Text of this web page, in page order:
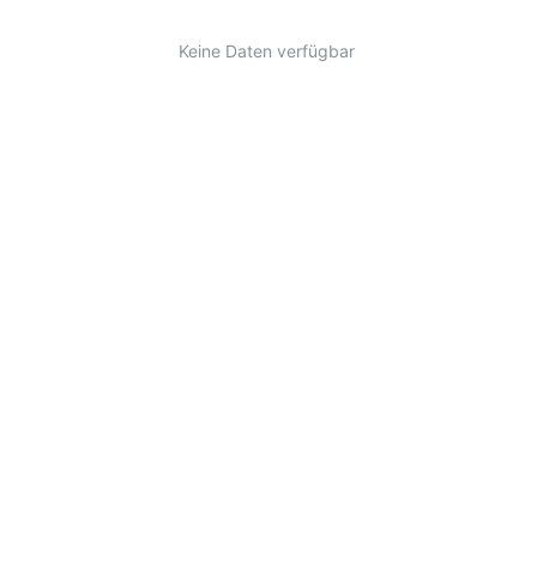
Keine Daten verfügbar